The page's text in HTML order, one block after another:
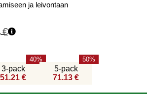
ja leivontaan
€
3-pack
51.21 €
40
5-pack
71.13 €
50